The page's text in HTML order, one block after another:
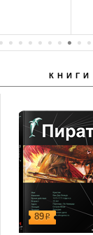
КНИГИ
89р